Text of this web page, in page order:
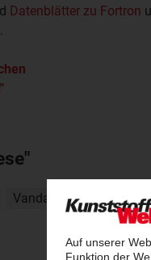
Datenblätter zu Fortron
Vandar Vectra